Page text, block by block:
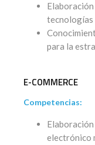
tecnologías
para la
E-COMMERCE
Competencias:
electrónico